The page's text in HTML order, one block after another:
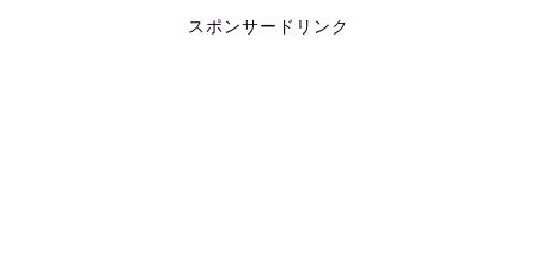
スポンサードリンク